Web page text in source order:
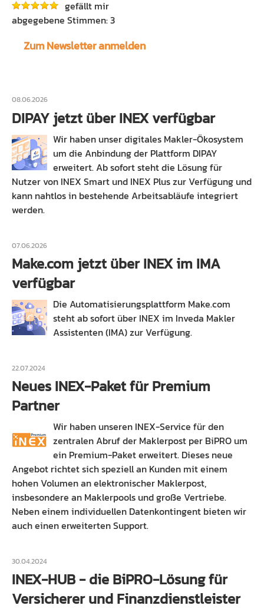
gefällt mir
3
Zum Newsletter anmelden
08.06.2026
DIPAY jetzt über INEX verfügbar
Wir haben unser digitales Makler-Ökosystem
um die Anbindung der Plattform DIPAY
erweitert. Ab sofort steht die Lösung für
Nutzer von INEX Smart und INEX Plus zur Verfügung und
kann nahtlos in bestehende Arbeitsabläufe integriert
werden.
07.06.2026
Make.com jetzt über INEX im IMA
verfügbar
Die Automatisierungsplattform Make.com
steht ab sofort über INEX im Inveda Makler
Assistenten (IMA) zur Verfügung.
22.07.2024
Neues INEX-Paket für Premium
Partner
Wir haben unseren INEX-Service für den
zentralen Abruf der Maklerpost per BiPRO um
ein Premium-Paket erweitert. Dieses neue
Angebot richtet sich speziell an Kunden mit einem
hohen Volumen an elektronischer Maklerpost,
insbesondere an Maklerpools und große Vertriebe.
Neben einem individuellen Datenkontingent bieten wir
auch einen erweiterten Support.
30.04.2024
INEX-HUB - die BiPRO-Lösung für
Versicherer und Finanzdienstleister